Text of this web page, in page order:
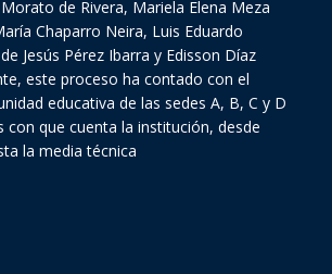
de Rivera, Mariela Elena Meza
Chaparro Neira, Luis Eduardo
Jesús Pérez Ibarra y Edisson Díaz
este proceso ha contado con el
educativa de las sedes A, B, C y D
con que cuenta la institución, desde
la media técnica